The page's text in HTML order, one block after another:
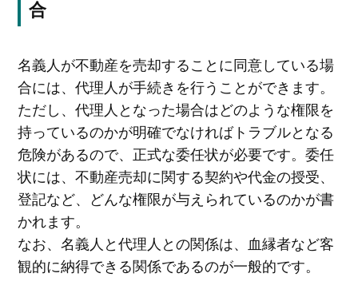
合
名義人が不動産を売却することに同意している場
合には、代理人が手続きを行うことができます。
ただし、代理人となった場合はどのような権限を
持っているのかが明確でなければトラブルとなる
危険があるので、正式な委任状が必要です。委任
状には、不動産売却に関する契約や代金の授受、
登記など、どんな権限が与えられているのかが書
かれます。
なお、名義人と代理人との関係は、血縁者など客
観的に納得できる関係であるのが一般的です。